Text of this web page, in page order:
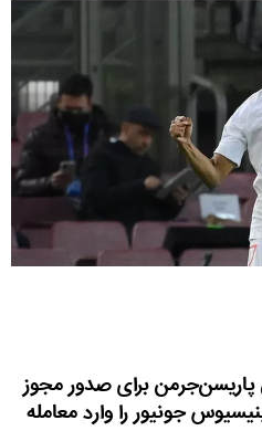
پاریسن‌جرمن برای صدور مجوز
جونیور را وارد معامله